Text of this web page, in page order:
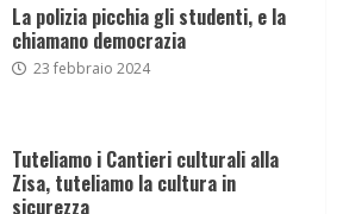
La polizia picchia gli studenti, e la
chiamano democrazia
23 febbraio 2024
Tuteliamo i Cantieri culturali alla
Zisa, tuteliamo la cultura in
sicurezza